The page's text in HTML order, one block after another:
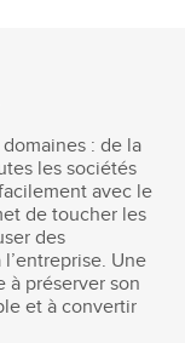
: de la
les sociétés
avec le
de toucher les
des
Une
à préserver son
et à convertir